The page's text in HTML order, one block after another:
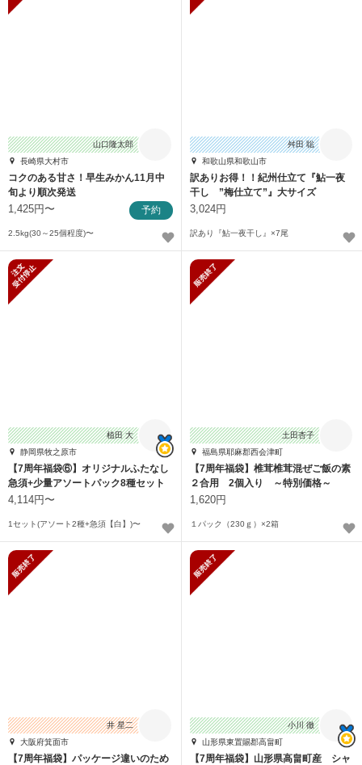
山口隆太郎
長崎県大村市
コクのある甘さ！早生みかん11月中
旬より順次発送
1,425円〜 予約
2.5kg(30～25個程度)〜
舛田 聡
和歌山県和歌山市
訳ありお得！！紀州仕立て『鮎一夜
干し ”梅仕立て”』大サイズ
3,024円
訳あり『鮎一夜干し』×7尾
植田 大
静岡県牧之原市
【7周年福袋⑥】オリジナルふたなし
急須+少量アソートパック8種セット
4,114円〜
1セット(アソート2種+急須【白】)〜
土田杏子
福島県耶麻郡西会津町
【7周年福袋】椎茸椎茸混ぜご飯の素
２合用 2個入り ～特別価格～
1,620円
１パック（230ｇ）×2箱
井 星二
大阪府箕面市
【7周年福袋】パッケージ違いのため
小川 徹
山形県東置賜郡高畠町
【7周年福袋】山形県高畠町産 シャ